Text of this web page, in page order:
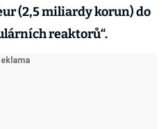
(2,5 miliardy korun) do
reaktorů“.